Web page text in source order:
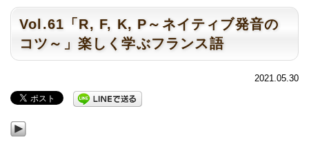
Vol.61「R, F, K, P～ネイティブ発音の
コツ～」楽しく学ぶフランス語
2021.05.30